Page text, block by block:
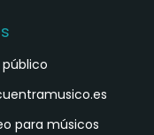
para músicos